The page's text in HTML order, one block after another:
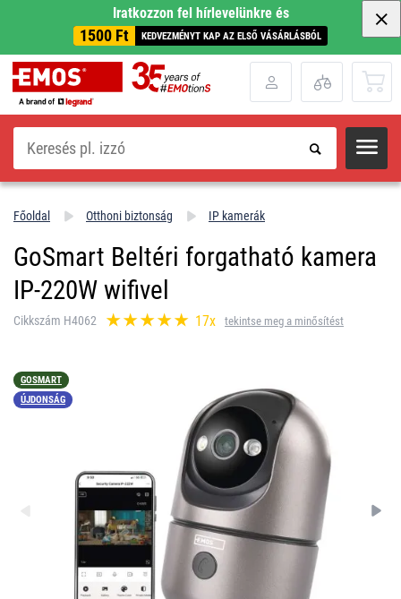
Iratkozzon fel hírlevelünkre és
1500 Ft KEDVEZMÉNYT KAP AZ ELSŐ VÁSÁRLÁSBÓL
Keresés
Főoldal Otthoni biztonság IP kamerák
GoSmart Beltéri forgatható kamera
IP‑220W wifivel
Cikkszám H4062 17x tekintse meg a minősítést
GOSMART
ÚJDONSÁG